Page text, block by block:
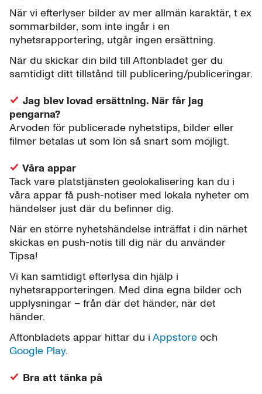
När vi efterlyser bilder av mer allmän karaktär, t ex
sommarbilder, som inte ingår i en
nyhetsrapportering, utgår ingen ersättning.
När du skickar din bild till Aftonbladet ger du
samtidigt ditt tillstånd till publicering/publiceringar.
Jag blev lovad ersättning. När får jag
pengarna?
Arvoden för publicerade nyhetstips, bilder eller
filmer betalas ut som lön så snart som möjligt.
Våra appar
Tack vare platstjänsten geolokalisering kan du i
våra appar få push-notiser med lokala nyheter om
händelser just där du befinner dig.
När en större nyhetshändelse inträffat i din närhet
skickas en push-notis till dig när du använder
Tipsa!
Vi kan samtidigt efterlysa din hjälp i
nyhetsrapporteringen. Med dina egna bilder och
upplysningar – från där det händer, när det
händer.
Aftonbladets appar hittar du i Appstore och
Google Play.
Bra att tänka på